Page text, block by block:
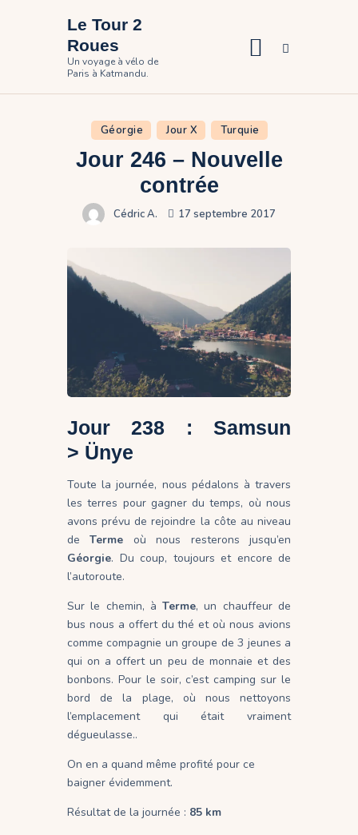
Le Tour 2
Roues
Un voyage à vélo de
Paris à Katmandu.
Le voyage
Photos
Participer
Contact
Géorgie Jour X Turquie
Jour 246 – Nouvelle
contrée
Cédric A. 17 septembre 2017
Jour 238 : Samsun
> Ünye
Toute la journée, nous pédalons à travers
les terres pour gagner du temps, où nous
avons prévu de rejoindre la côte au niveau
deTerme où nous resterons jusqu’en
Géorgie. Du coup, toujours et encore de
l’autoroute.
Sur le chemin, àTerme, un chauffeur de
bus nous a offert du thé et où nous avions
comme compagnie un groupe de 3 jeunes a
qui on a offert un peu de monnaie et des
bonbons. Pour le soir, c’est camping sur le
bord de la plage, où nous nettoyons
l’emplacement qui était vraiment
dégueulasse..
On en a quand même profité pour ce
baigner évidemment.
Résultat de la journée : 85 km